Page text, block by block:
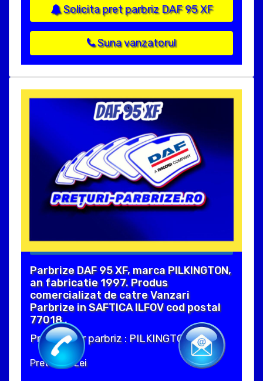
Solicita pret parbriz DAF 95 XF
Suna vanzatorul
Parbrize DAF 95 XF, marca PILKINGTON,
an fabricatie 1997. Produs
comercializat de catre Vanzari
Parbrize in SAFTICA ILFOV cod postal
77018 .
Producator parbriz : PILKINGTON
Pret : 610 Lei